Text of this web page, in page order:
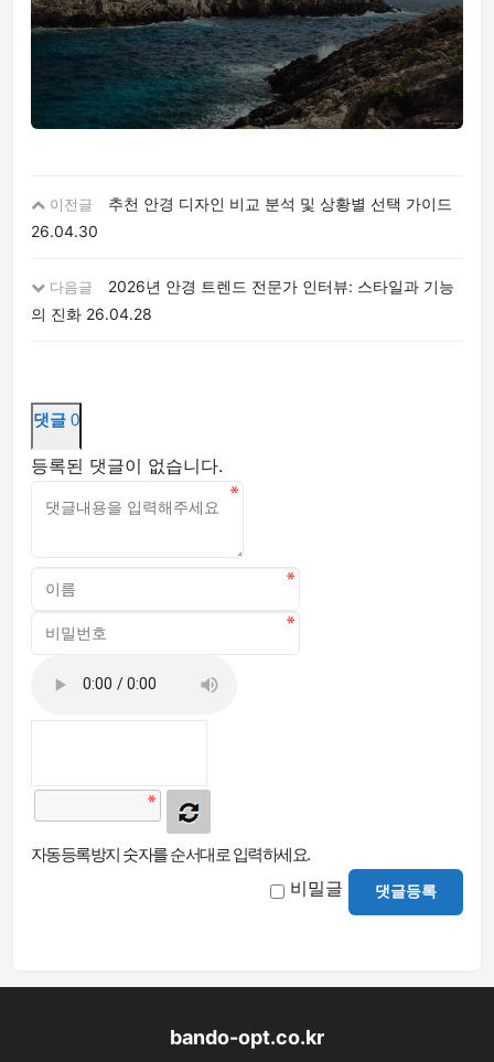
이전글
추천 안경 디자인 비교 분석 및 상황별 선택 가이드
26.04.30
다음글
2026년 안경 트렌드 전문가 인터뷰: 스타일과 기능
의 진화 26.04.28
댓글 0
등록된 댓글이 없습니다.
자동등록방지 숫자를 순서대로 입력하세요.
비밀글 댓글등록
bando-opt.co.kr